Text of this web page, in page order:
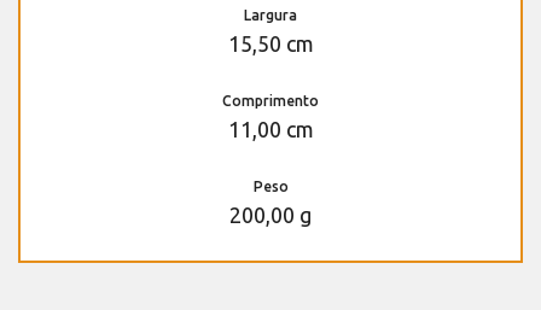
Largura
15,50 cm
Comprimento
11,00 cm
Peso
200,00 g